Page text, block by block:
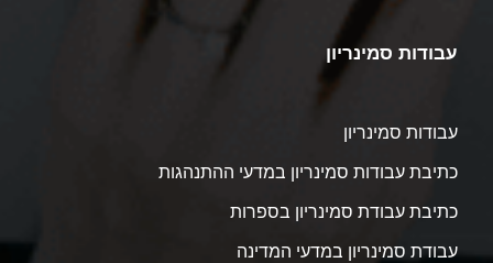
עבודות סמינריון
עבודות סמינריון
כתיבת עבודות סמינריון במדעי ההתנהגות
כתיבת עבודת סמינריון בספרות
עבודת סמינריון במדעי המדינה